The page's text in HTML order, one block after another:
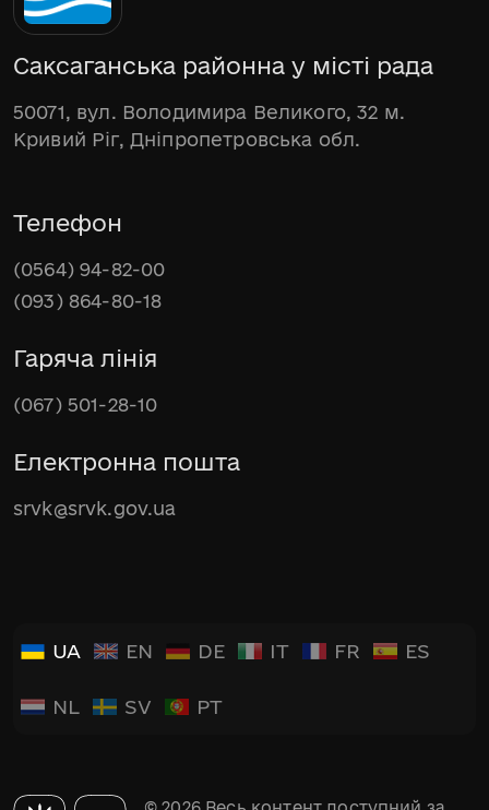
Саксаганська районна у місті рада
50071, вул. Володимира Великого, 32 м.
Кривий Ріг, Дніпропетровська обл.
Телефон
(0564) 94-82-00
(093) 864-80-18
Гаряча лінія
(067) 501-28-10
Електронна пошта
srvk@srvk.gov.ua
UA EN DE IT FR ES
NL SV PT